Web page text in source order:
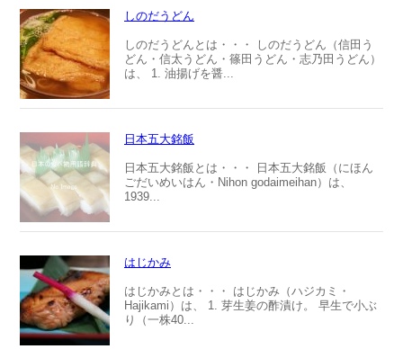
しのだうどん
しのだうどんとは・・・ しのだうどん（信田う
どん・信太うどん・篠田うどん・志乃田うどん）
は、 1. 油揚げを醤...
日本五大銘飯
日本五大銘飯とは・・・ 日本五大銘飯（にほん
ごだいめいはん・Nihon godaimeihan）は、
1939...
はじかみ
はじかみとは・・・ はじかみ（ハジカミ・
Hajikami）は、 1. 芽生姜の酢漬け。 早生で小ぶ
り（一株40...